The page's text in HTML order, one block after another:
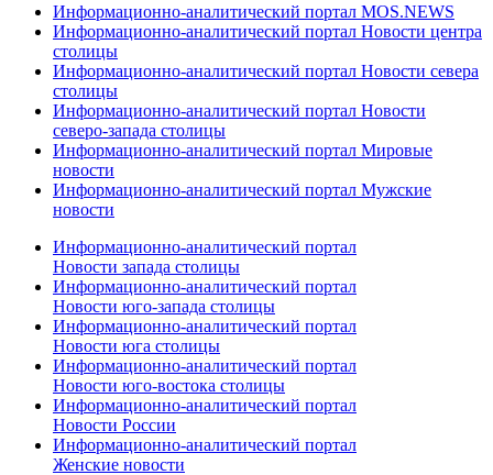
Информационно-аналитический портал MOS.NEWS
Информационно-аналитический портал Новости центра
столицы
Информационно-аналитический портал Новости севера
столицы
Информационно-аналитический портал Новости
северо-запада столицы
Информационно-аналитический портал Мировые
новости
Информационно-аналитический портал Мужские
новости
Информационно-аналитический портал
Новости запада столицы
Информационно-аналитический портал
Новости юго-запада столицы
Информационно-аналитический портал
Новости юга столицы
Информационно-аналитический портал
Новости юго-востока столицы
Информационно-аналитический портал
Новости России
Информационно-аналитический портал
Женские новости